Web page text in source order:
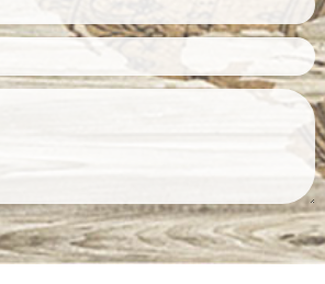
phù điêu hiện nay
Tìm Hiểu Về Kỹ
ngưỡng những bức
tượng đồng...
4 Bước Quan Trọng
Trong Quy Trình